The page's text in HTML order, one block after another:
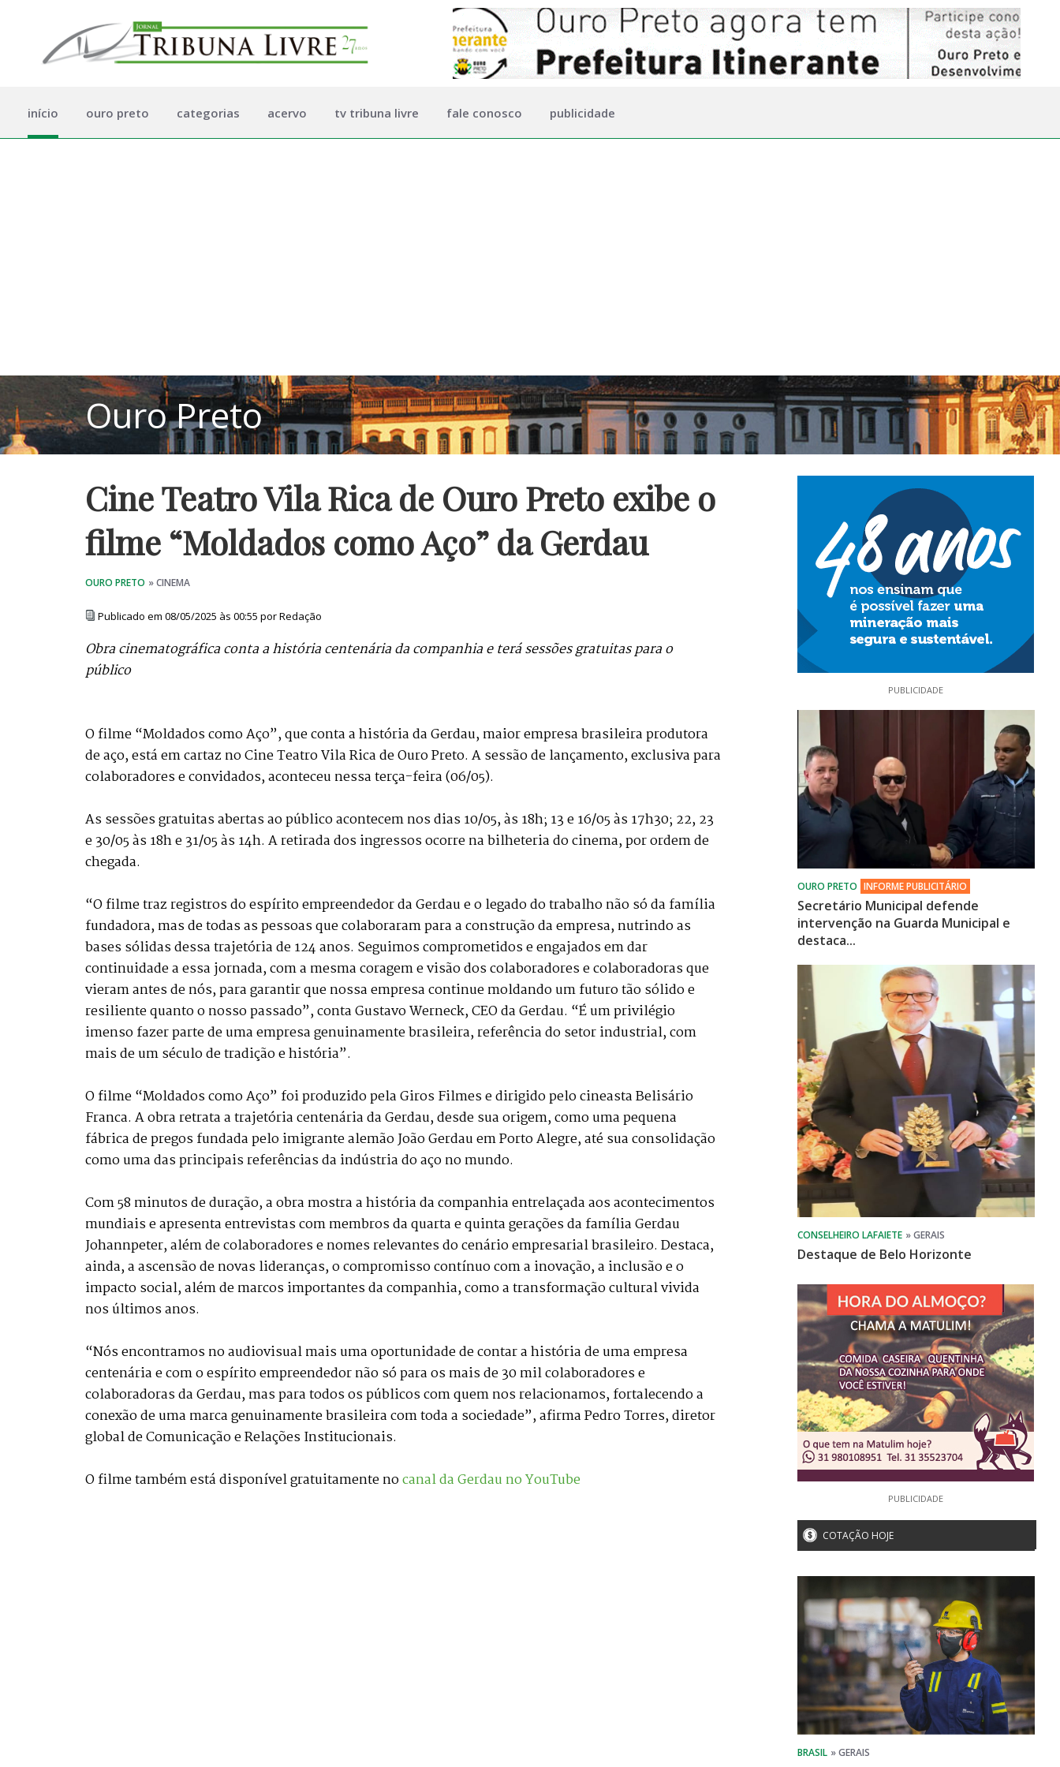
início ouro preto categorias acervo tv tribuna livre fale conosco publicidade
Cine Teatro Vila Rica de Ouro Preto exibe o
filme “Moldados como Aço” da Gerdau
Publicado em 08/05/2025 às 00:55 por Redação
Obra cinematográfica conta a história centenária da companhia e terá sessões gratuitas para o
público
O filme “Moldados como Aço”, que conta a história da Gerdau, maior empresa brasileira produtora
de aço, está em cartaz no Cine Teatro Vila Rica de Ouro Preto. A sessão de lançamento, exclusiva para
colaboradores e convidados, aconteceu nessa terça-feira (06/05).
As sessões gratuitas abertas ao público acontecem nos dias 10/05, às 18h; 13 e 16/05 às 17h30; 22, 23
e 30/05 às 18h e 31/05 às 14h. A retirada dos ingressos ocorre na bilheteria do cinema, por ordem de
chegada.
“O filme traz registros do espírito empreendedor da Gerdau e o legado do trabalho não só da família
fundadora, mas de todas as pessoas que colaboraram para a construção da empresa, nutrindo as
bases sólidas dessa trajetória de 124 anos. Seguimos comprometidos e engajados em dar
continuidade a essa jornada, com a mesma coragem e visão dos colaboradores e colaboradoras que
vieram antes de nós, para garantir que nossa empresa continue moldando um futuro tão sólido e
resiliente quanto o nosso passado”, conta Gustavo Werneck, CEO da Gerdau. “É um privilégio
imenso fazer parte de uma empresa genuinamente brasileira, referência do setor industrial, com
mais de um século de tradição e história”.
O filme “Moldados como Aço” foi produzido pela Giros Filmes e dirigido pelo cineasta Belisário
Franca. A obra retrata a trajetória centenária da Gerdau, desde sua origem, como uma pequena
fábrica de pregos fundada pelo imigrante alemão João Gerdau em Porto Alegre, até sua consolidação
como uma das principais referências da indústria do aço no mundo.
Com 58 minutos de duração, a obra mostra a história da companhia entrelaçada aos acontecimentos
mundiais e apresenta entrevistas com membros da quarta e quinta gerações da família Gerdau
Johannpeter, além de colaboradores e nomes relevantes do cenário empresarial brasileiro. Destaca,
ainda, a ascensão de novas lideranças, o compromisso contínuo com a inovação, a inclusão e o
impacto social, além de marcos importantes da companhia, como a transformação cultural vivida
nos últimos anos.
“Nós encontramos no audiovisual mais uma oportunidade de contar a história de uma empresa
centenária e com o espírito empreendedor não só para os mais de 30 mil colaboradores e
colaboradoras da Gerdau, mas para todos os públicos com quem nos relacionamos, fortalecendo a
conexão de uma marca genuinamente brasileira com toda a sociedade”, afirma Pedro Torres, diretor
global de Comunicação e Relações Institucionais.
O filme também está disponível gratuitamente nocanal da Gerdau no YouTube
PUBLICIDADE
Secretário Municipal defende
intervenção na Guarda Municipal e
destaca...
Destaque de Belo Horizonte
PUBLICIDADE
COTAÇÃO HOJE